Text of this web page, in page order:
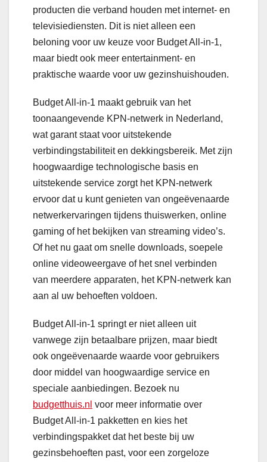
producten die verband houden met internet- en
televisiediensten. Dit is niet alleen een
beloning voor uw keuze voor Budget All-in-1,
maar biedt ook meer entertainment- en
praktische waarde voor uw gezinshuishouden.
Budget All-in-1 maakt gebruik van het
toonaangevende KPN-netwerk in Nederland,
wat garant staat voor uitstekende
verbindingstabiliteit en dekkingsbereik. Met zijn
hoogwaardige technologische basis en
uitstekende service zorgt het KPN-netwerk
ervoor dat u kunt genieten van ongeëvenaarde
netwerkervaringen tijdens thuiswerken, online
gaming of het bekijken van streaming video’s.
Of het nu gaat om snelle downloads, soepele
online videoweergave of het snel verbinden
van meerdere apparaten, het KPN-netwerk kan
aan al uw behoeften voldoen.
Budget All-in-1 springt er niet alleen uit
vanwege zijn betaalbare prijzen, maar biedt
ook ongeëvenaarde waarde voor gebruikers
door middel van hoogwaardige service en
speciale aanbiedingen. Bezoek nu
budgetthuis.nl voor meer informatie over
Budget All-in-1 pakketten en kies het
verbindingspakket dat het beste bij uw
gezinsbehoeften past, voor een zorgeloze